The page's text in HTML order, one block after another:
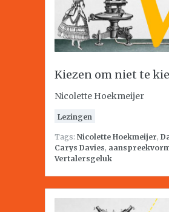
Kiezen om niet te
Nicolette Hoekmeijer
Lezingen
Tags: Nicolette Hoekmeijer,
Carys Davies,
Vertalersgeluk